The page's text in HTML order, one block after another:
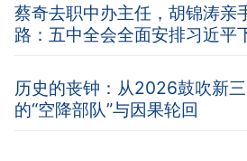
蔡奇去职中办主任，胡锦涛亲
路：五中全会全面安排习近平
历史的丧钟：从2026鼓吹新
的“空降部队”与因果轮回